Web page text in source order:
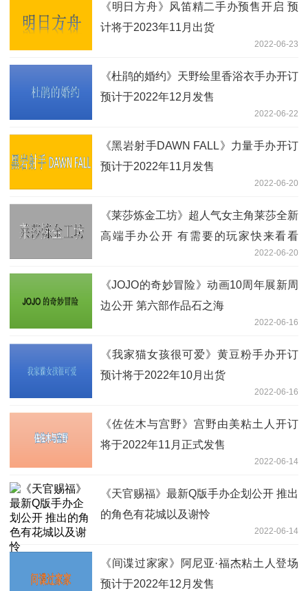
《明日方舟》风笛精二手办预售开启 预
计将于2023年11月出货
2022-06-23
《杜鹃的婚约》天野绘里香浴衣手办开订
预计于2022年12月发售
2022-06-22
《黑岩射手DAWN FALL》力量手办开订
预计于2022年11月发售
2022-06-20
《莱莎炼金工坊》超人气女主角莱莎全新
高端手办公开 有需要的玩家快来看看
2022-06-20
《JOJO的奇妙冒险》动画10周年展新周
边公开 第六部作品石之海
2022-06-16
《我家猫女孩很可爱》黄豆粉手办开订
预计将于2022年10月出货
2022-06-16
《佐佐木与宫野》宫野由美粘土人开订
将于2022年11月正式发售
2022-06-14
《天官赐福》最新Q版手办企划公开 推出
的角色有花城以及谢怜
2022-06-14
《间谍过家家》阿尼亚·福杰粘土人登场
预计于2022年12月发售